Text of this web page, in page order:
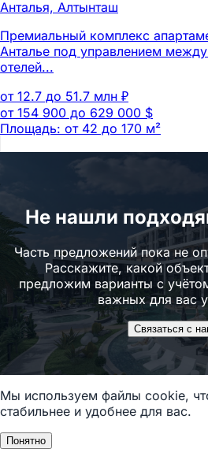
Анталья, Алтынташ
Премиальный комплекс
Анталье под управлением
отелей...
от 12.7 до 51.7 млн ₽
от 154 900 до 629 000 $
Площадь: от 42 до 170 м²
Не нашли
Часть предложений пока не
Расскажите, какой
предложим варианты с
важных для вас
Связаться с
Мы используем файлы cookie,
стабильнее и удобнее для вас.
Понятно